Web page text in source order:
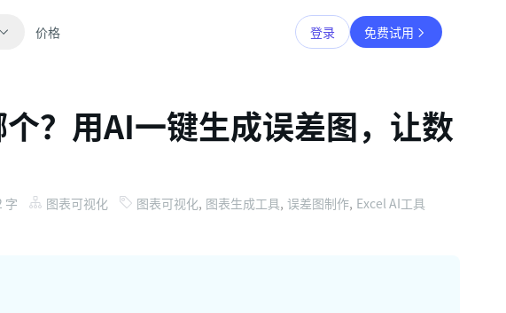
流灵感。
价格 登录 免费试用
？用AI一键生成误差图，让数
字 图表可视化 图表可视化, 图表生成工具, 误差图制作, Excel AI工具